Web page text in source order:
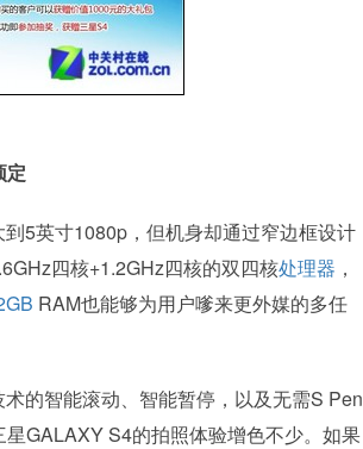
定
5英寸1080p，但机身却通过窄边框设计
四核+1.2GHz四核的双四核处理器 ，
RAM也能够为用户嗲来更外媒的多任
的智能滚动、智能暂停，以及无需S Pen
GALAXY S4的拍照体验增色不少。如果